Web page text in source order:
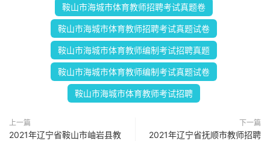
鞍山市海城市体育教师招聘考试真题卷
鞍山市海城市体育教师招聘考试真题试卷
鞍山市海城市体育教师编制考试招聘真题
鞍山市海城市体育教师编制考试真题试卷
鞍山市海城市体育教师考试招聘
上一篇
2021年辽宁省鞍山市岫岩县教
下一篇
2021年辽宁省抚顺市教师招聘